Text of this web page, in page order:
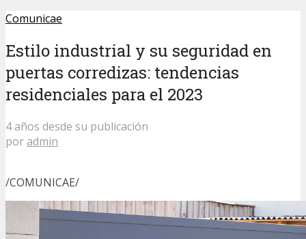
Comunicae
Estilo industrial y su seguridad en
puertas corredizas: tendencias
residenciales para el 2023
4 años desde su publicación
poradmin
/COMUNICAE/